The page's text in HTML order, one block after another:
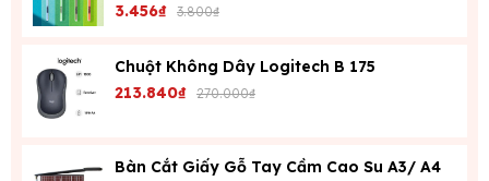
3.456₫ 3.800₫
Chuột Không Dây Logitech B 175
213.840₫ 270.000₫
Bàn Cắt Giấy Gỗ Tay Cầm Cao Su A3/ A4